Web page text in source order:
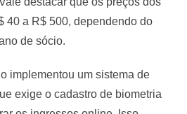
40 a R$ 500, dependendo do
de sócio.
implementou um sistema de
exige o cadastro de biometria